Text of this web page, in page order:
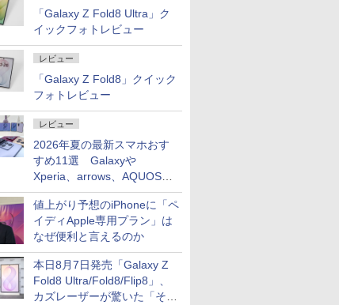
「Galaxy Z Fold8 Ultra」ク
イックフォトレビュー
レビュー
「Galaxy Z Fold8」クイック
フォトレビュー
レビュー
2026年夏の最新スマホおす
すめ11選 Galaxyや
Xperia、arrows、AQUOSな
ど注目機種の特徴は
値上がり予想のiPhoneに「ペ
イディApple専用プラン」は
なぜ便利と言えるのか
本日8月7日発売「Galaxy Z
Fold8 Ultra/Fold8/Flip8」、
カズレーザーが驚いた「そば